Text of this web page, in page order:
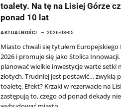
toalety. Na tę na Lisiej Górze
ponad 10 lat
AKTUALNOŚCI 2026-08-05
Miasto chwali się tytułem
2026 i promuje się jako Stolica
planować wielkie inwestycje warte setki
złotych. Trudniej jest postawić… zwykłą
toaletę. Efekt? Krzaki w rezerwacie na
zastępują to, czego od ponad dekady